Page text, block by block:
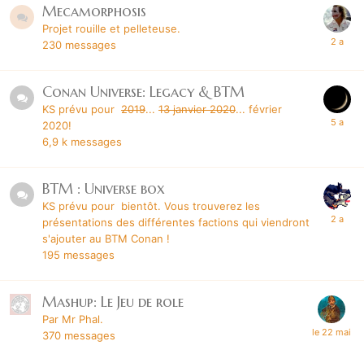
Mecamorphosis
Projet rouille et pelleteuse.
230 messages
Conan Universe: Legacy & BTM
KS prévu pour 2019... 13 janvier 2020... février
2020!
6,9 k messages
BTM : Universe box
KS prévu pour bientôt. Vous trouverez les
présentations des différentes factions qui viendront
s'ajouter au BTM Conan !
195 messages
Mashup: Le Jeu de role
Par Mr Phal.
370 messages